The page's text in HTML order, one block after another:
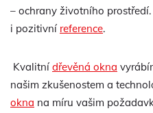
– ochrany životního
i pozitivní reference.
Kvalitní dřevěná okna
našim zkušenostem a
okna na míru vašim